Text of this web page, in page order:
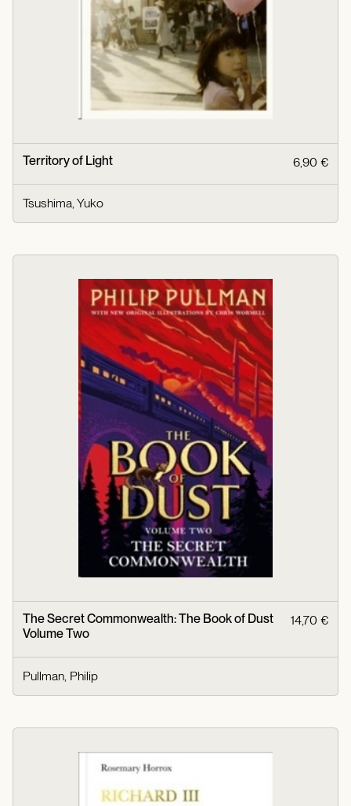
Territory of Light 6,90 €
Tsushima, Yuko
The Secret Commonwealth: The Book of Dust
Volume Two
14,70 €
Pullman, Philip